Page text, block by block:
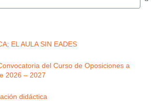
EL AULA SIN EADES
del Curso de Oposiciones a
2026 – 2027
didáctica